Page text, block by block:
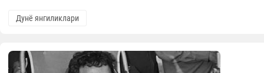
Дунё янгиликлари